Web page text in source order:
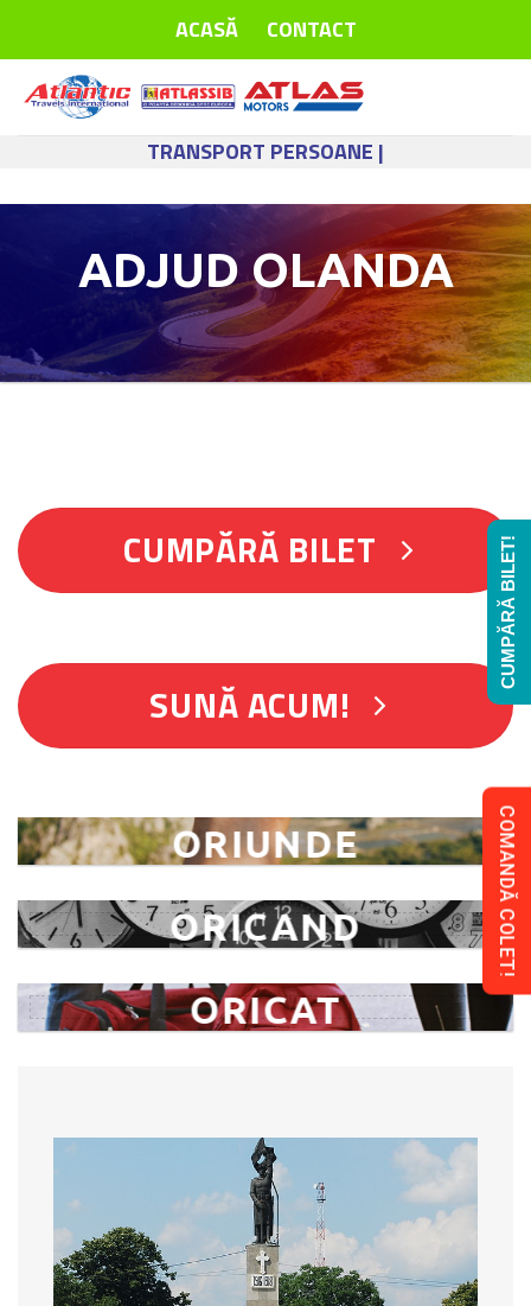
ACASĂ CONTACT
TRANSPORT PERSOANE |
ADJUD OLANDA
CUMPĂRĂ BILET
SUNĂ ACUM!
ORIUNDE
ORICAND
ORICAT
COMANDĂ COLET!
CUMPĂRĂ BILET!